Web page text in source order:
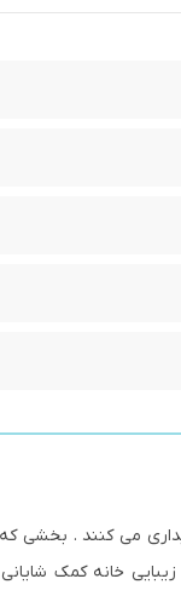
می کنند . بخشی که
خانه کمک